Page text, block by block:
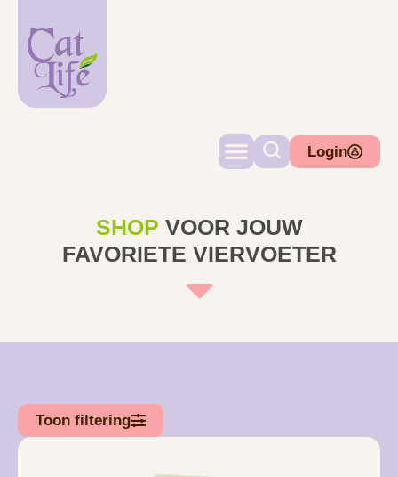
Login
SHOP VOOR JOUW
FAVORIETE VIERVOETER
Toon filtering